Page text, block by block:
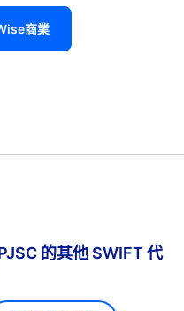
商業
的其他 SWIFT 代